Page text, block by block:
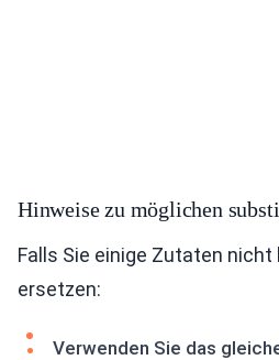
Hinweise zu möglichen
Falls Sie einige Zutaten nicht
ersetzen:
Verwenden Sie das